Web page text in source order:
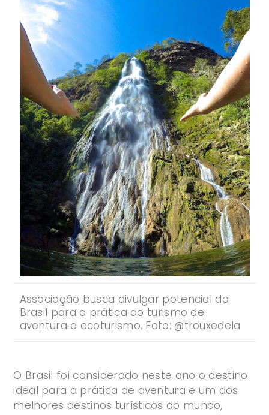
Associação busca divulgar potencial do
Brasil para a prática do turismo de
aventura e ecoturismo. Foto: @trouxedela
O Brasil foi considerado neste ano o destino
ideal para a prática de aventura e um dos
melhores destinos turísticos do mundo,